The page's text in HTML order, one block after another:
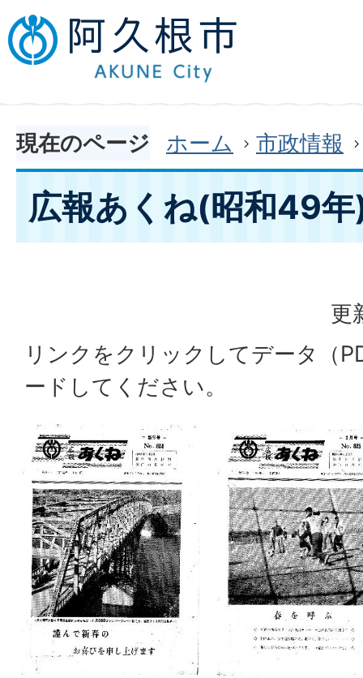
現在のページ ホーム 市政情報
広報あくね(昭和49
更
リンクをクリックしてデータ（
ードしてください。